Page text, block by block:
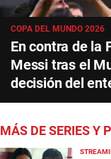
COPA DEL MUNDO 2026
En contra de la
Messi tras el
decisión del
MÁS DE SERIES Y